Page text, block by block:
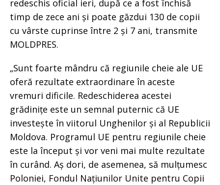
redeschis oficial ieri, după ce a fost închisă
timp de zece ani și poate găzdui 130 de copii
cu vârste cuprinse între 2 și 7 ani, transmite
MOLDPRES.
„Sunt foarte mândru că regiunile cheie ale UE
oferă rezultate extraordinare în aceste
vremuri dificile. Redeschiderea acestei
grădinițe este un semnal puternic că UE
investește în viitorul Unghenilor și al Republicii
Moldova. Programul UE pentru regiunile cheie
este la început și vor veni mai multe rezultate
în curând. Aș dori, de asemenea, să mulțumesc
Poloniei, Fondul Națiunilor Unite pentru Copii